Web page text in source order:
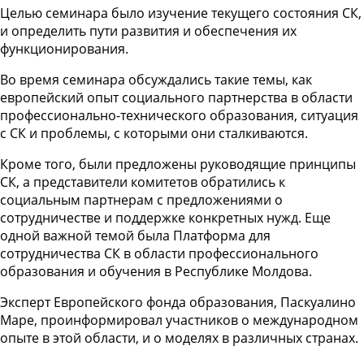
Целью семинара было изучение текущего состояния СК,
и определить пути развития и обеспечения их
функционирования.
Во время семинара обсуждались такие темы, как
европейский опыт социального партнерства в области
профессионально-технического образования, ситуация
с СК и проблемы, с которыми они сталкиваются.
Кроме того, были предложены руководящие принципы
СК, а представители комитетов обратились к
социальным партнерам с предложениями о
сотрудничестве и поддержке конкретных нужд. Еще
одной важной темой была Платформа для
сотрудничества СК в области профессионального
образования и обучения в Республике Молдова.
Эксперт Европейского фонда образования, Паскуалино
Маре, проинформировал участников о международном
опыте в этой области, и о моделях в различных странах.